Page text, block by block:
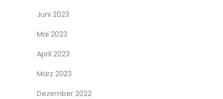
Juni 2023
Mai 2023
April 2023
März 2023
Dezember 2022